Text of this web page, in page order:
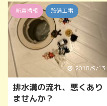
ップした吉ねこ佑友をぜ
ひご覧ください！ お得
な情報を知れるかも？？
社長のワンポイントアド
バイスもよろしくね！
新着情報 設備工事
2018/9/13
排水溝の流れ、悪くあり
ませんか？